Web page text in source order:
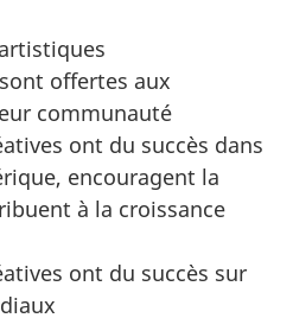
offertes aux
communauté
ont du succès dans
encouragent la
à la croissance
ont du succès sur